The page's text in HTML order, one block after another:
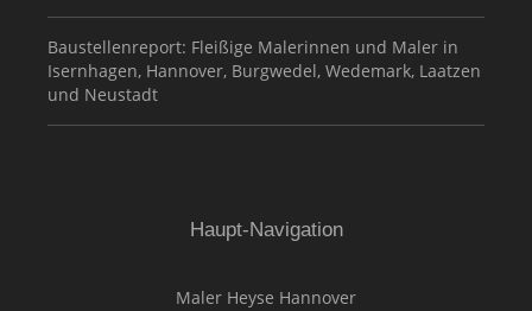
Baustellenreport: Fleißige Malerinnen und Maler in
Isernhagen, Hannover, Burgwedel, Wedemark, Laatzen
und Neustadt
Haupt-Navigation
Maler Heyse Hannover